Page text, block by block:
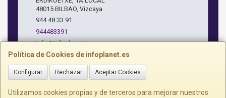
Política de Cookies de infoplanet.es
Configurar Rechazar Aceptar Cookies
Utilizamos cookies propias y de terceros para mejorar nuestros
48015 BILBAO, Vizcaya
944 48 33 91
944483391
info@infoplanet.es
Horario
10 A 14:15 H Y 17:15 A 19:30 H